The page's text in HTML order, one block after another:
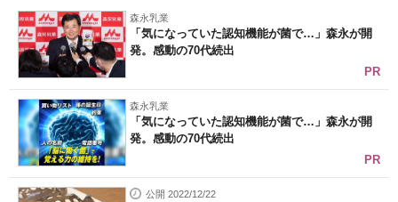
森永乳業
「気になっていた認知機能が菌で…」森永が開
発。感動の70代続出
PR
森永乳業
「気になっていた認知機能が菌で…」森永が開
発。感動の70代続出
PR
公開 2022/12/22